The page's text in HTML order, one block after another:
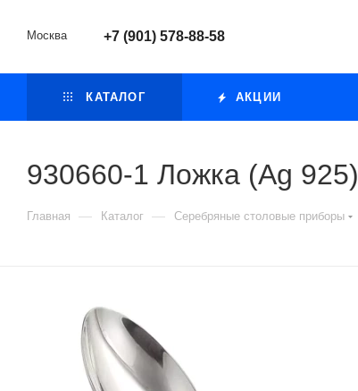
Москва +7 (901) 578-88-58
КАТАЛОГ АКЦИИ
930660-1 Ложка (Ag 925)
Главная — Каталог — Серебряные столовые приборы